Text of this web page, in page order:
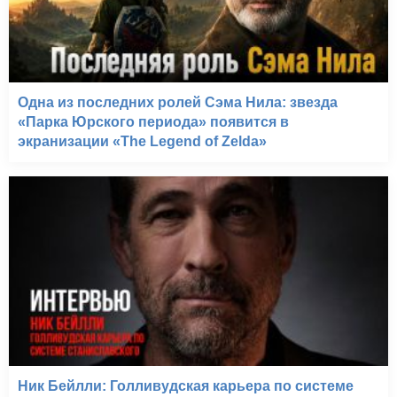
Одна из последних ролей Сэма Нила: звезда
«Парка Юрского периода» появится в
экранизации «The Legend of Zelda»
Ник Бейлли: Голливудская карьера по системе